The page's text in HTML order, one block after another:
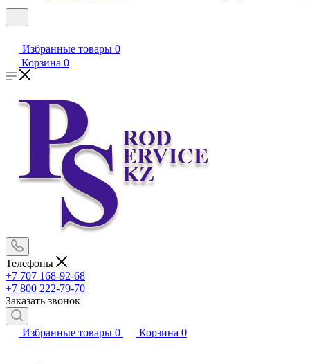
Избранные товары 0
Корзина 0
Телефоны
+7 707 168-92-68
+7 800 222-79-70
Заказать звонок
Избранные товары 0 Корзина 0